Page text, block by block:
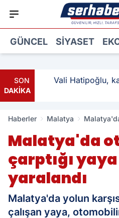
GÜNCEL SIYASET
SON
DAKİKA
Vali Hatipoğlu,
Haberler Malatya
Malatya'da
çarptığı
yaralandı
Malatya'da yolun
çalışan yaya,